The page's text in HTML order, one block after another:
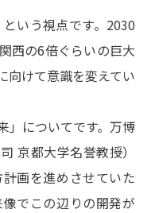
いう視点です。2030
西の6倍ぐらいの巨大
向けて意識を変えてい
」についてです。万博
京都大学名誉教授）
画を進めさせていた
でこの辺りの開発が